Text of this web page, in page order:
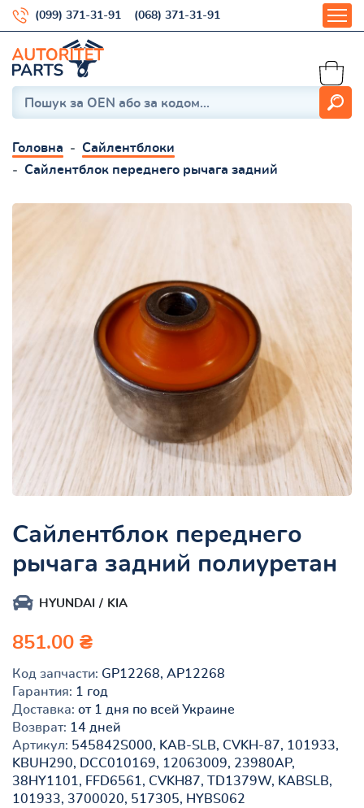
(099) 371-31-91 (068) 371-31-91
Головна
Сайлентблоки
Сайлентблок переднего рычага задний
Сайлентблок переднего
рычага задний полиуретан
HYUNDAI KIA
851.00 ₴
Код запчасти: GP12268, AP12268
Гарантия: 1 год
Доставка: от 1 дня по всей Украине
Возврат: 14 дней
Артикул: 545842S000, KAB-SLB, CVKH-87, 101933,
KBUH290, DCC010169, 12063009, 23980AP,
38HY1101, FFD6561, CVKH87, TD1379W, KABSLB,
101933, 3700020, 517305, HYBS062